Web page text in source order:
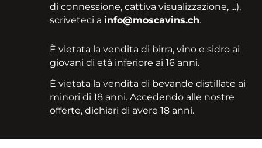
di connessione, cattiva visualizzazione, ...),
scriveteci a info@moscavins.ch.
È vietata la vendita di birra, vino e sidro ai
giovani di età inferiore ai 16 anni.
È vietata la vendita di bevande distillate ai
minori di 18 anni. Accedendo alle nostre
offerte, dichiari di avere 18 anni.